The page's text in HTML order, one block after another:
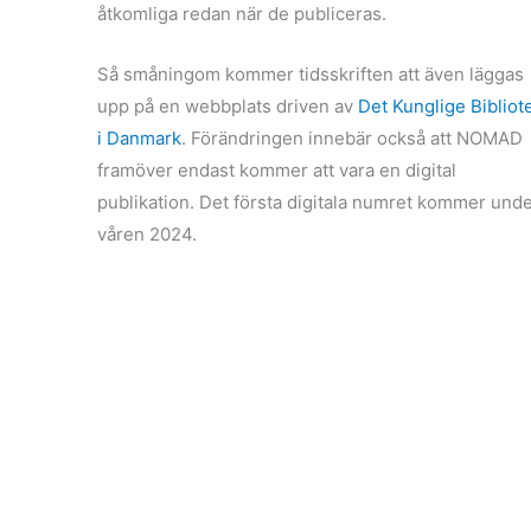
åtkomliga redan när de publiceras.
Så småningom kommer tidsskriften att även läggas
upp på en webbplats driven av Det Kunglige
i Danmark. Förändringen innebär också att NOMAD
framöver endast kommer att vara en digital
publikation. Det första digitala numret kommer
våren 2024.